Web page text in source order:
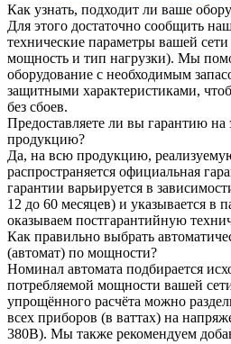
Как узнать, подходит ли ваше
Для этого достаточно сообщить
технические параметры вашей
мощность и тип нагрузки). Мы
оборудование с необходимым
защитными характеристиками,
без сбоев.
Предоставляете ли вы гарантию на
продукцию?
Да, на всю продукцию,
распространяется официальная
гарантии варьируется в
12 до 60 месяцев) и указывается в
оказываем постгарантийную
Как правильно выбрать
(автомат) по мощности?
Номинал автомата подбирается
потребляемой мощности вашей
упрощённого расчёта можно
всех приборов (в ваттах) на
380В). Мы также рекомендуем